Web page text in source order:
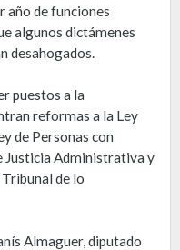
año de funciones
algunos dictámenes
desahogados.
puestos a la
reformas a la Ley
de Personas con
Justicia Administrativa y
de lo
Almaguer, diputado